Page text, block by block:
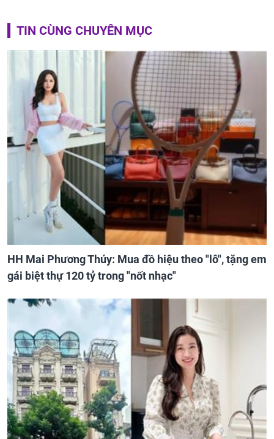
TIN CÙNG CHUYÊN MỤC
HH Mai Phương Thúy: Mua đồ hiệu theo "lô", tặng em
gái biệt thự 120 tỷ trong "nốt nhạc"